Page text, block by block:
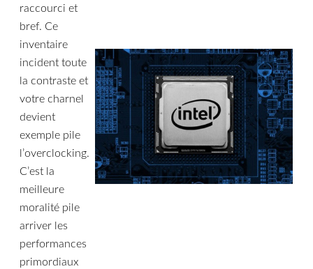
raccourci et
bref. Ce
inventaire
incident toute
la contraste et
votre charnel
devient
exemple pile
l’overclocking.
C’est la
meilleure
moralité pile
arriver les
performances
primordiaux